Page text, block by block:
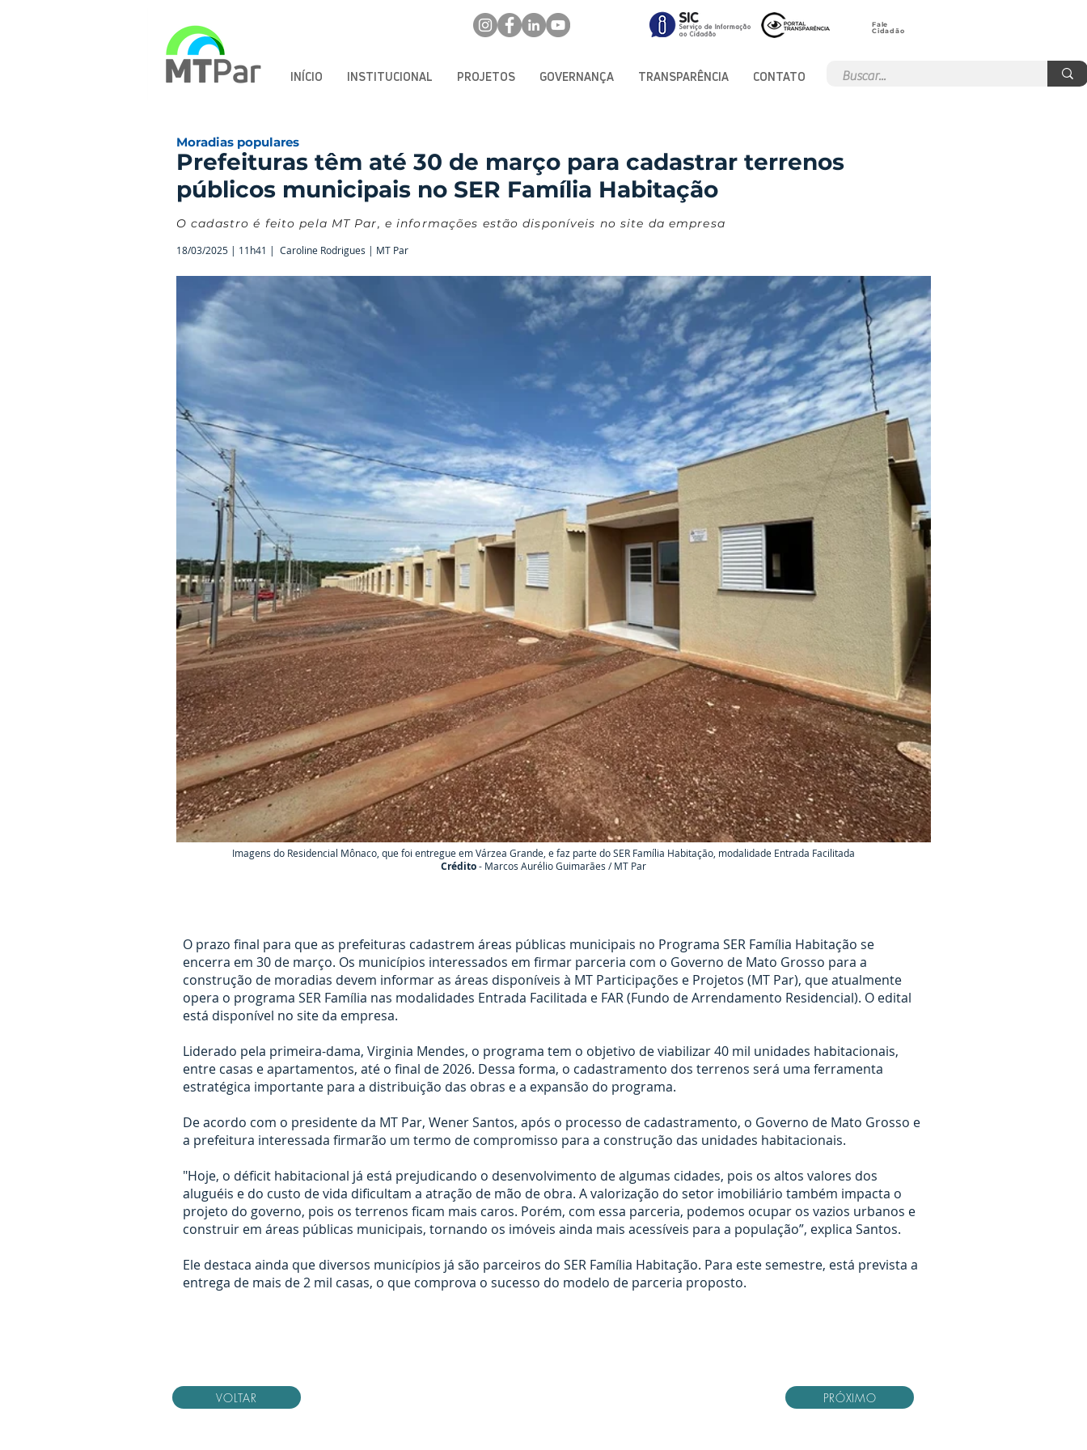
INÍCIO INSTITUCIONAL PROJETOS GOVERNANÇA TRANSPARÊNCIA CONTATO
Fale
Cidadão
Moradias populares
O cadastro é feito pela MT Par, e informações estão disponíveis no site da empresa
18/03/2025 | 11h41 | Caroline Rodrigues | MT Par
Prefeituras têm até 30 de março para cadastrar terrenos
públicos municipais no SER Família Habitação
Imagens do Residencial Mônaco, que foi entregue em Várzea Grande, e faz parte do SER Família Habitação, modalidade Entrada Facilitada
Crédito- Marcos Aurélio Guimarães / MT Par
O prazo final para que as prefeituras cadastrem áreas públicas municipais no Programa SER Família Habitação se
encerra em 30 de março. Os municípios interessados em firmar parceria com o Governo de Mato Grosso para a
construção de moradias devem informar as áreas disponíveis à MT Participações e Projetos (MT Par), que atualmente
opera o programa SER Família nas modalidades Entrada Facilitada e FAR (Fundo de Arrendamento Residencial). O edital
está disponível no site da empresa.
Liderado pela primeira-dama, Virginia Mendes, o programa tem o objetivo de viabilizar 40 mil unidades habitacionais,
entre casas e apartamentos, até o final de 2026. Dessa forma, o cadastramento dos terrenos será uma ferramenta
estratégica importante para a distribuição das obras e a expansão do programa.
De acordo com o presidente da MT Par, Wener Santos, após o processo de cadastramento, o Governo de Mato Grosso e
a prefeitura interessada firmarão um termo de compromisso para a construção das unidades habitacionais.
"Hoje, o déficit habitacional já está prejudicando o desenvolvimento de algumas cidades, pois os altos valores dos
aluguéis e do custo de vida dificultam a atração de mão de obra. A valorização do setor imobiliário também impacta o
projeto do governo, pois os terrenos ficam mais caros. Porém, com essa parceria, podemos ocupar os vazios urbanos e
construir em áreas públicas municipais, tornando os imóveis ainda mais acessíveis para a população”, explica Santos.
Ele destaca ainda que diversos municípios já são parceiros do SER Família Habitação. Para este semestre, está prevista a
entrega de mais de 2 mil casas, o que comprova o sucesso do modelo de parceria proposto.
VOLTAR PRÓXIMO